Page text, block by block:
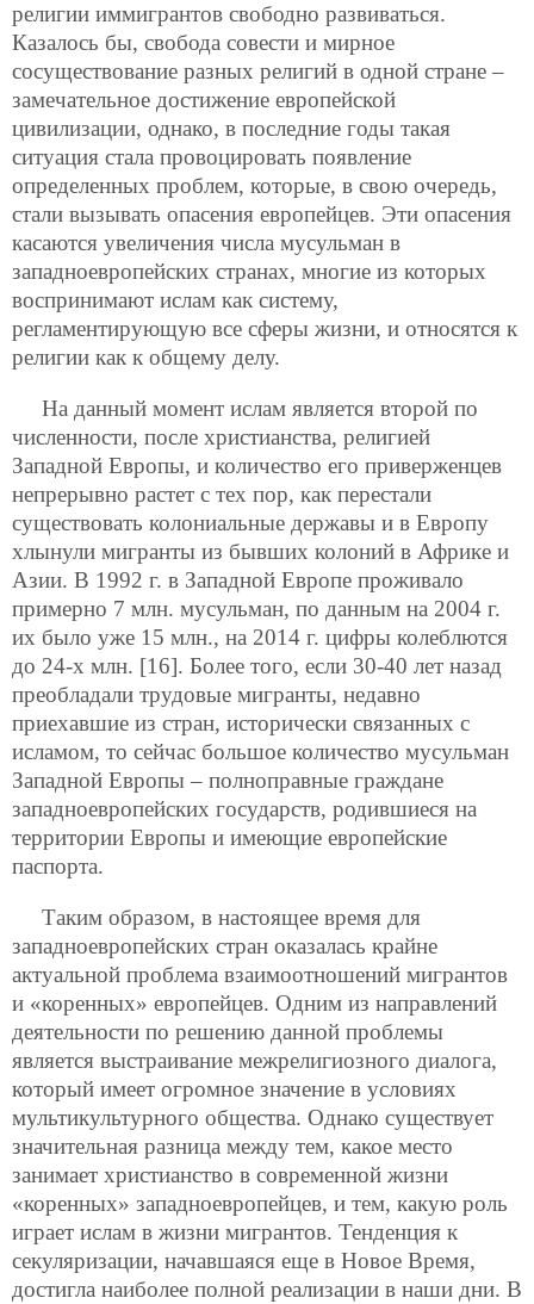
религии иммигрантов свободно развиваться.
Казалось бы, свобода совести и мирное
сосуществование разных религий в одной стране –
замечательное достижение европейской
цивилизации, однако, в последние годы такая
ситуация стала провоцировать появление
определенных проблем, которые, в свою очередь,
стали вызывать опасения европейцев. Эти опасения
касаются увеличения числа мусульман в
западноевропейских странах, многие из которых
воспринимают ислам как систему,
регламентирующую все сферы жизни, и относятся к
религии как к общему делу.
На данный момент ислам является второй по
численности, после христианства, религией
Западной Европы, и количество его приверженцев
непрерывно растет с тех пор, как перестали
существовать колониальные державы и в Европу
хлынули мигранты из бывших колоний в Африке и
Азии. В 1992 г. в Западной Европе проживало
примерно 7 млн. мусульман, по данным на 2004 г.
их было уже 15 млн., на 2014 г. цифры колеблются
до 24-х млн. [16]. Более того, если 30-40 лет назад
преобладали трудовые мигранты, недавно
приехавшие из стран, исторически связанных с
исламом, то сейчас большое количество мусульман
Западной Европы – полноправные граждане
западноевропейских государств, родившиеся на
территории Европы и имеющие европейские
паспорта.
Таким образом, в настоящее время для
западноевропейских стран оказалась крайне
актуальной проблема взаимоотношений мигрантов
и «коренных» европейцев. Одним из направлений
деятельности по решению данной проблемы
является выстраивание межрелигиозного диалога,
который имеет огромное значение в условиях
мультикультурного общества. Однако существует
значительная разница между тем, какое место
занимает христианство в современной жизни
«коренных» западноевропейцев, и тем, какую роль
играет ислам в жизни мигрантов. Тенденция к
секуляризации, начавшаяся еще в Новое Время,
достигла наиболее полной реализации в наши дни. В